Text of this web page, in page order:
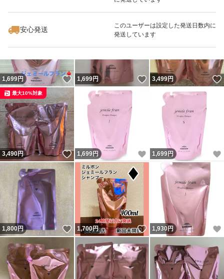
安心発送
このユーザーは設定した発送日数内に
発送しています
いいね！
1,699
1,699円 いいね！
1,699円 いいね！
3,499円
3,490円 いいね！
最大10%対象
1,699円 いいね！
1,699円
1,800円 いいね！
1,700円 いいね！
1,930円